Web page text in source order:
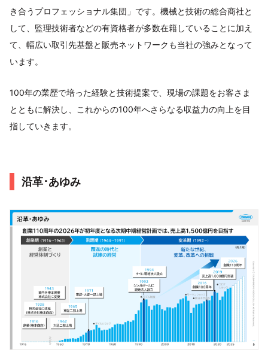
き合うプロフェッショナル集団」です。機械と技術の総合商社と
して、監理技術者などの有資格者が多数在籍していることに加え
て、幅広い取引先基盤と販売ネットワークも当社の強みとなって
います。
100年の業歴で培った経験と技術提案で、現場の課題をお客さま
とともに解決し、これからの100年へさらなる収益力の向上を目
指していきます。
沿革･あゆみ